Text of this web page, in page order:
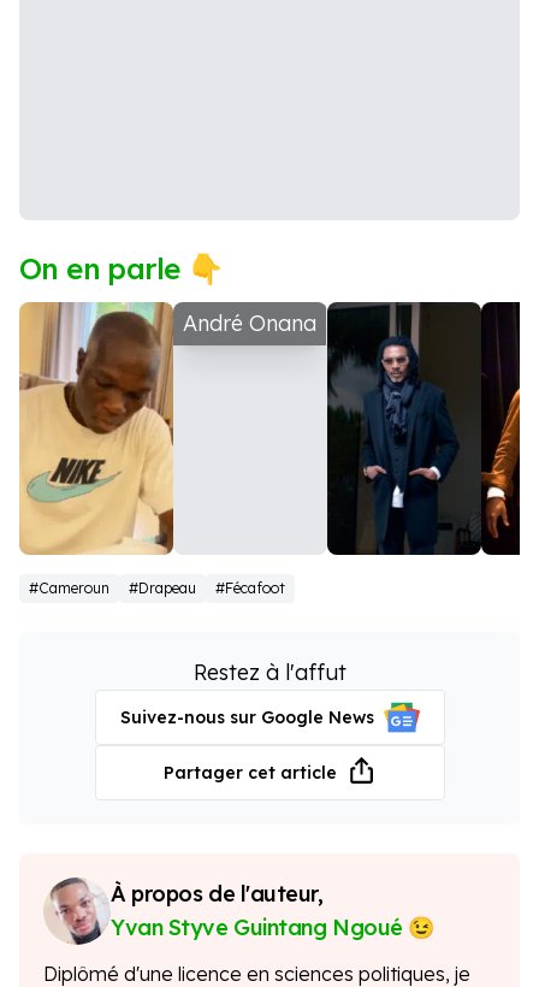
On en parle 👇
Aboubacar
André Onana
#Cameroun #Drapeau #Fécafoot
Restez à l'affut
Suivez-nous sur Google News
Partager cet article
À propos de l'auteur,
Yvan Styve Guintang Ngoué
Diplômé d'une licence en sciences politiques, je